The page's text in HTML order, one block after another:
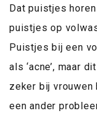
Dat puistjes
puistjes op
Puistjes bij een
als ‘acne’, maar
zeker bij vrouwen
een ander